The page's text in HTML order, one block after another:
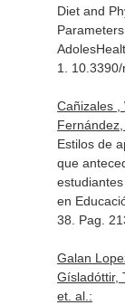
Diet and
1.
Cañizales ,
Estilos de
que
en
38. Pag.
Galan
Gísladóttir,
et. al.: